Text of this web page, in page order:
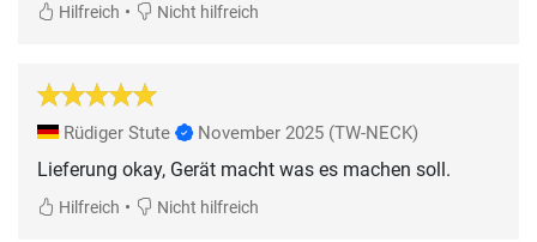
Hilfreich • Nicht hilfreich
Rüdiger Stute November 2025 (TW-NECK)
Lieferung okay, Gerät macht was es machen soll.
Hilfreich • Nicht hilfreich